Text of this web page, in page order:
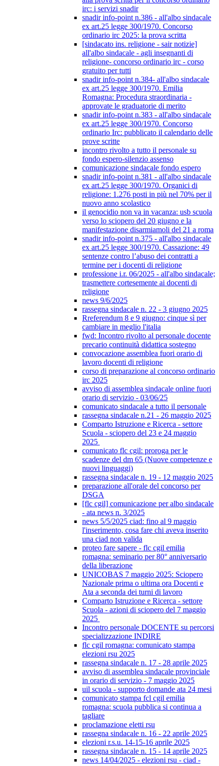
irc: i servizi snadir
snadir info-point n.386 - all'albo sindacale
ex art.25 legge 300/1970. Concorso
ordinario irc 2025: la prova scritta
[sindacato ins. religione - sair notizie]
all'albo sindacale - agli insegnanti di
religione- concorso ordinario irc - corso
gratuito per tutti
snadir info-point n.384- all'albo sindacale
ex art.25 legge 300/1970. Emilia
Romagna: Procedura straordinaria -
approvate le graduatorie di merito
snadir info-point n.383 - all'albo sindacale
ex art.25 legge 300/1970. Concorso
ordinario Irc: pubblicato il calendario delle
prove scritte
incontro rivolto a tutto il personale su
fondo espero-silenzio assenso
comunicazione sindacale fondo espero
snadir info-point n.381 - all'albo sindacale
ex art.25 legge 300/1970. Organici di
religione: 1.276 posti in più nel 70% per il
nuovo anno scolastico
il genocidio non va in vacanza: usb scuola
verso lo sciopero del 20 giugno e la
manifestazione disarmiamoli del 21 a roma
snadir info-point n.375 - all'albo sindacale
ex art.25 legge 300/1970. Cassazione: 49
sentenze contro l’abuso dei contratti a
termine per i docenti di religione
professione i.r. 06/2025 - all'albo sindacale;
trasmettere cortesemente ai docenti di
religione
news 9/6/2025
rassegna sindacale n. 22 - 3 giugno 2025
Rreferendum 8 e 9 giugno: cinque sì per
cambiare in meglio l'italia
fwd: Incontro rivolto al personale docente
precario continuità didattica sostegno
convocazione assemblea fuori orario di
lavoro docenti di religione
corso di preparazione al concorso ordinario
irc 2025
avviso di assemblea sindacale online fuori
orario di servizio - 03/06/25
comunicato sindacale a tutto il personale
rassegna sindacale n.21 - 26 maggio 2025
Comparto Istruzione e Ricerca - settore
Scuola - sciopero del 23 e 24 maggio
2025
comunicato flc cgil: proroga per le
scadenze del dm 65 (Nuove competenze e
nuovi linguaggi)
rassegna sindacale n. 19 - 12 maggio 2025
preparazione all'orale del concorso per
DSGA
[flc cgil] comunicazione per albo sindacale
- ata news n. 3/2025
news 5/5/2025 ciad: fino al 9 maggio
l'inserimento, cosa fare chi aveva inserito
una ciad non valida
proteo fare sapere - flc cgil emilia
romagna: seminario per 80° anniversario
della liberazione
UNICOBAS 7 maggio 2025: Sciopero
Nazionale prima o ultima ora Docenti e
Ata a seconda dei turni di lavoro
Comparto Istruzione e Ricerca - settore
Scuola - azioni di sciopero del 7 maggio
2025
Incontro personale DOCENTE su percorsi
specializzazione INDIRE
flc cgil romagna: comunicato stampa
elezioni rsu 2025
rassegna sindacale n. 17 - 28 aprile 2025
avviso di assemblea sindacale provinciale
in orario di servizio - 7 maggio 2025
uil scuola - supporto domande ata 24 mesi
comunicato stampa fcl cgil emilia
romagna: scuola pubblica si continua a
tagliare
proclamazione eletti rsu
rassegna sindacale n. 16 - 22 aprile 2025
elezioni r.s.u. 14-15-16 aprile 2025
rassegna sindacale n. 15 - 14 aprile 2025
news 14/04/2025 - elezioni rsu - ciad -